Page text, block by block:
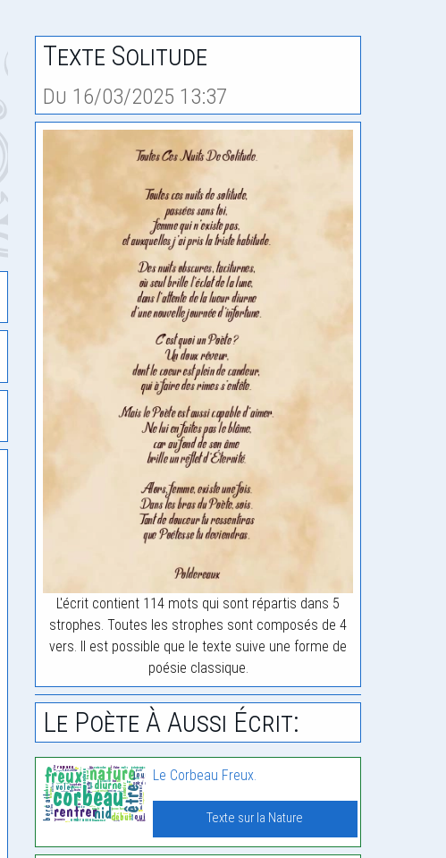
Texte Solitude
Du 16/03/2025 13:37
L'écrit contient 114 mots qui sont répartis dans 5
strophes. Toutes les strophes sont composés de 4
vers. Il est possible que le texte suive une forme de
poésie classique.
Le Poète À Aussi Écrit:
Le Corbeau Freux.
Texte sur la Nature